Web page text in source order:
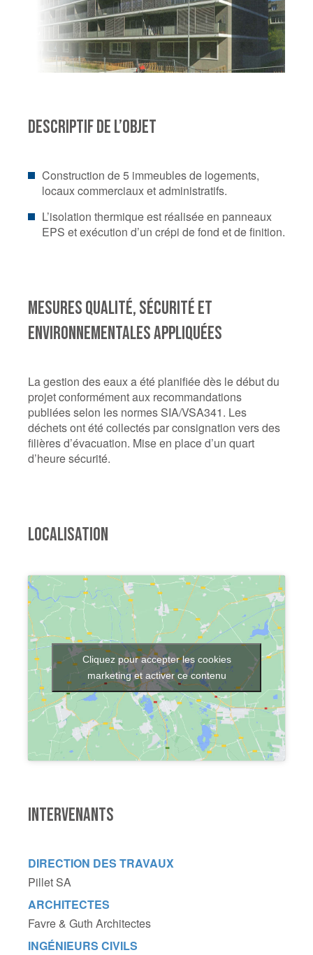
INTERVENANTS
DIRECTION DES TRAVAUX
Pillet SA
ARCHITECTES
Favre & Guth Architectes
INGÉNIEURS CIVILS
DESCRIPTIF DE L’OBJET
Construction de 5 immeubles de logements,
locaux commerciaux et administratifs.
L’isolation thermique est réalisée en panneaux
EPS et exécution d’un crépi de fond et de finition.
MESURES QUALITÉ, SÉCURITÉ ET
ENVIRONNEMENTALES APPLIQUÉES
La gestion des eaux a été planifiée dès le début du
projet conformément aux recommandations
publiées selon les normes SIA/VSA341. Les
déchets ont été collectés par consignation vers des
filières d’évacuation. Mise en place d’un quart
d’heure sécurité.
LOCALISATION
Cliquez pour accepter les cookies
marketing et activer ce contenu